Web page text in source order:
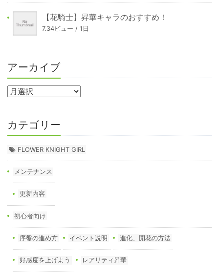
【花騎士】昇華キャラのおすすめ！
7.34ビュー / 1日
アーカイブ
カテゴリー
FLOWER KNIGHT GIRL
メンテナンス
更新内容
初心者向け
序盤の進め方 イベント説明 進化、開花の方法
好感度を上げよう レアリティ昇華